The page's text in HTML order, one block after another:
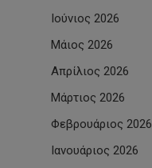
Ιούνιος 2026
Μάιος 2026
Απρίλιος 2026
Μάρτιος 2026
Φεβρουάριος 2026
Ιανουάριος 2026